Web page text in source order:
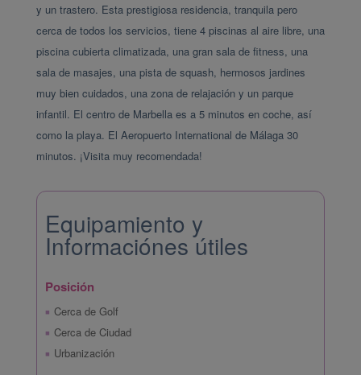
y un trastero. Esta prestigiosa residencia, tranquila pero
cerca de todos los servicios, tiene 4 piscinas al aire libre, una
piscina cubierta climatizada, una gran sala de fitness, una
sala de masajes, una pista de squash, hermosos jardines
muy bien cuidados, una zona de ‌relajación ‌y ‌un ‌parque
infantil. ‌El ‌centro ‌de Marbella ‌es ‌a 5 minutos en coche, así
como ‌la ‌playa. ‌El Aeropuerto International ‌de ‌Málaga ‌30
‌minutos. ‌¡Visita ‌muy ‌recomendada!
Equipamiento y
Informaciónes útiles
Posición
Cerca de Golf
Cerca de Ciudad
Urbanización